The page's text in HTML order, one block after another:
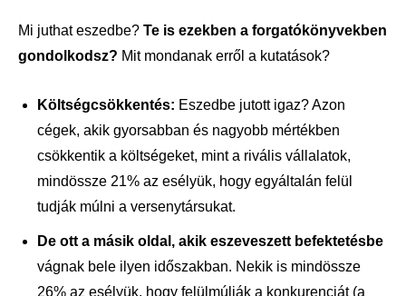
Mi juthat eszedbe? Te is ezekben a forgatókönyvekben
gondolkodsz? Mit mondanak erről a kutatások?
Költségcsökkentés: Eszedbe jutott igaz? Azon
cégek, akik gyorsabban és nagyobb mértékben
csökkentik a költségeket, mint a rivális vállalatok,
mindössze 21% az esélyük, hogy egyáltalán felül
tudják múlni a versenytársukat.
De ott a másik oldal, akik eszeveszett befektetésbe
vágnak bele ilyen időszakban. Nekik is mindössze
26% az esélyük, hogy felülmúlják a konkurenciát (a